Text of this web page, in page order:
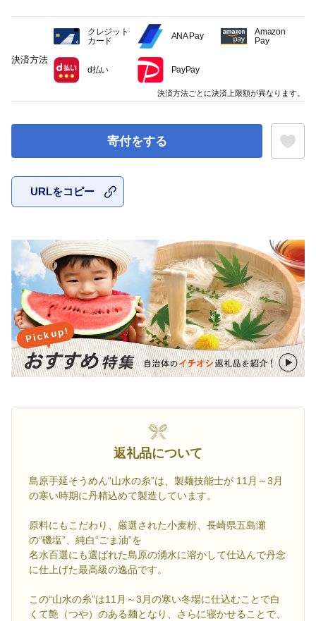
寄付をする
URLをコピー
返礼品について
島原手延そうめん“山水の糸”は、製麺技能士が 11月～3月
の寒い時期に丹精込めて製造しています。
原料にもこだわり、厳選された小麦粉、長崎県五島灘
の“磯塩”、純白“ごま油”を
名水百選にも選ばれた島原の湧水に溶かして仕込んで丹念
に仕上げた最高級の逸品です。
この“山水の糸”は11月～3月の寒い冬場に仕込むことで白
くて艶（つや）のある麺となり、さらに寝かせることで、
決済方法
クレジット
カード
ANA Pay
Amazon
Pay
d払い PayPay
決済方法ごとに決済上限額が異なります。